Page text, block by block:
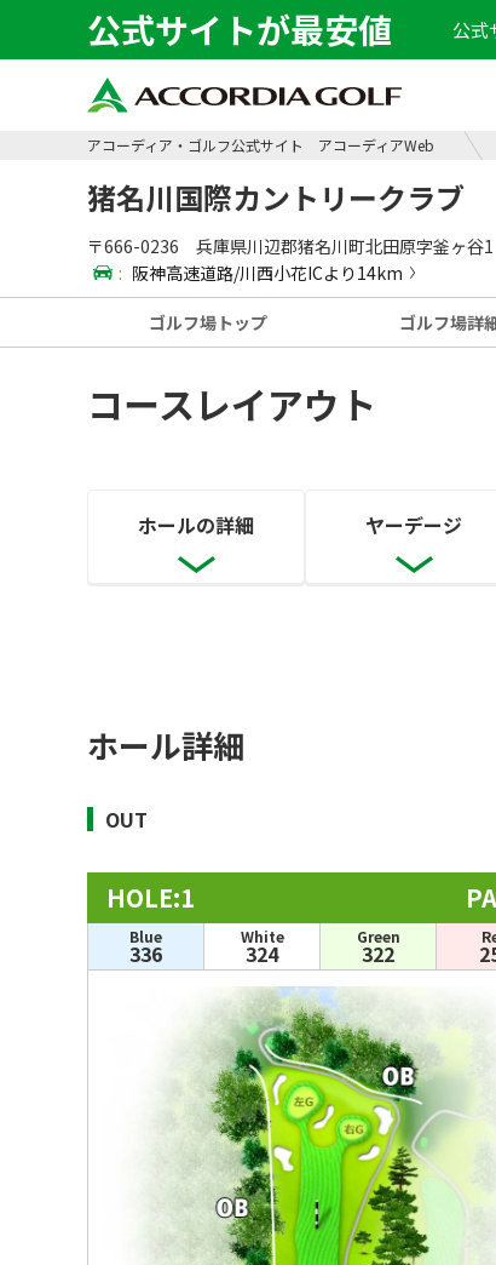
公式サイトが最安値 公式
アコーディア・ゴルフ公式サイト アコーディアWeb
猪名川国際カントリークラブ
〒666-0236 兵庫県川辺郡猪名川町北田原字釜ヶ谷1
: 阪神高速道路/川西小花ICより14km
ゴルフ場 トップ ゴルフ場詳
コースレイアウト
ホールの詳細 ヤーデージ
ホール詳細
OUT
HOLE:1
Blue
336
White
324
Green
322